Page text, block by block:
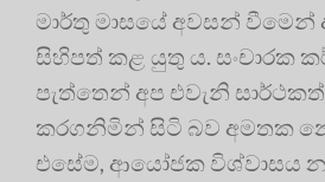
මාර්තු මාසයේ අවසන්
සිහිපත් කළ යුතු ය. සංචාරක
පැත්තෙන් අප එවැනි
කරගනිමින් සිටි බව අමතක
එසේම, ආයෝජක විශ්වාසය